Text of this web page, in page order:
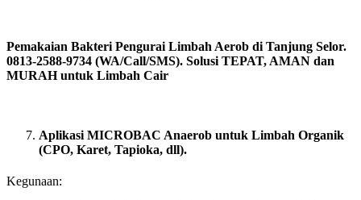
Pemakaian Bakteri Pengurai Limbah Aerob di Tanjung Selor.
0813-2588-9734 (WA/Call/SMS). Solusi TEPAT, AMAN dan
MURAH untuk Limbah Cair
Aplikasi MICROBAC Anaerob untuk Limbah Organik
(CPO, Karet, Tapioka, dll).
Kegunaan: